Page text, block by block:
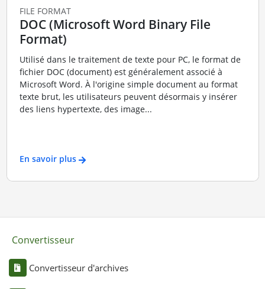
FILE FORMAT
DOC (Microsoft Word Binary File
Format)
Utilisé dans le traitement de texte pour PC, le format de
fichier DOC (document) est généralement associé à
Microsoft Word. À l'origine simple document au format
texte brut, les utilisateurs peuvent désormais y insérer
des liens hypertexte, des image...
En savoir plus
Convertisseur
Convertisseur d'archives